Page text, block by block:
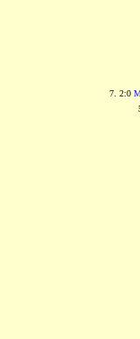
7. 2:0